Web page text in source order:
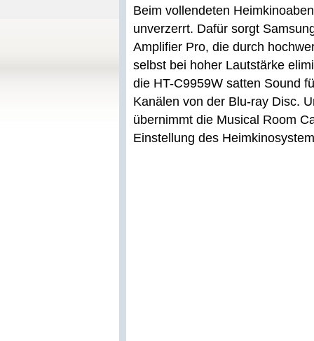
Beim vollendeten
unverzerrt. Dafür sorgt
Amplifier Pro, die durch
selbst bei hoher Lautstärke
die HT-C9959W satten Sound
Kanälen von der Blu-ray Disc.
übernimmt die Musical Room
Einstellung des